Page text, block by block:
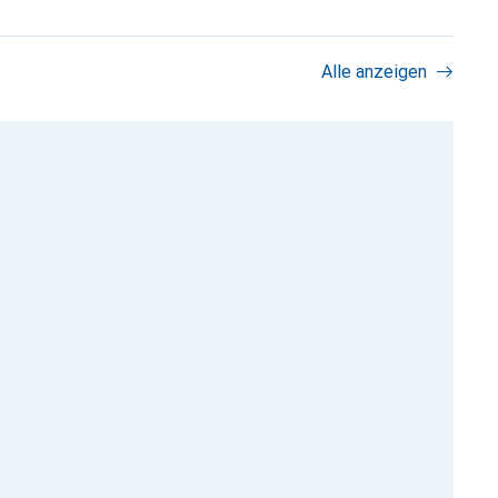
Alle anzeigen